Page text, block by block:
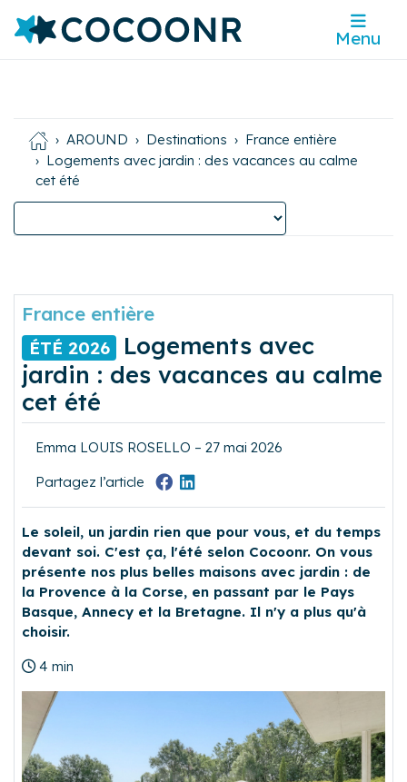
Menu
AROUND Destinations
France entière
Logements avec jardin : des vacances au calme
cet été
France entière
ÉTÉ 2026
Logements avec
jardin : des vacances au calme
cet été
Emma LOUIS ROSELLO – 27 mai 2026
Partagez l’article
Le soleil, un jardin rien que pour vous, et du temps
devant soi. C'est ça, l'été selon Cocoonr. On vous
présente nos plus belles maisons avec jardin : de
la Provence à la Corse, en passant par le Pays
Basque, Annecy et la Bretagne. Il n'y a plus qu'à
choisir.
4 min